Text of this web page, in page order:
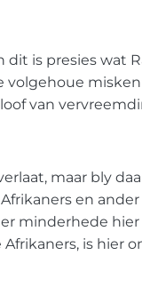
dit is presies wat
volgehoue
van
maar bly
en
minderhede hier
is hier